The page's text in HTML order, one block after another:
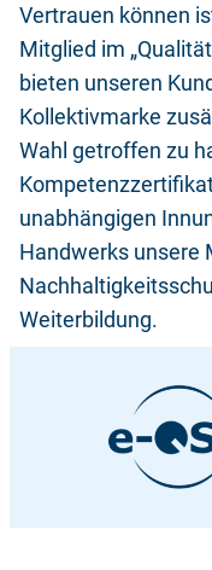
Vertrauen können
Mitglied im
bieten unseren
Kollektivmarke
Wahl getroffen zu
unabhängigen
Handwerks unsere
Weiterbildung.